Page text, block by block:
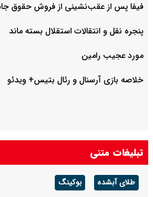
حقوق جام جهانی: تجربه ارزشمندی بود
بسته ماند
ویدئو